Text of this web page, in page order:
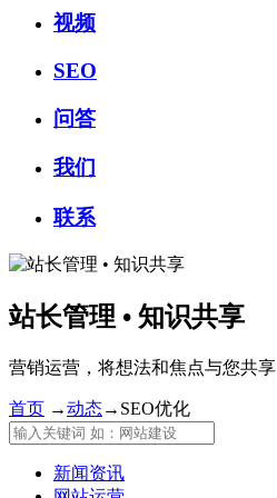
视频
SEO
问答
我们
联系
站长管理 • 知识共享
营销运营，将想法和焦点与您共享
首页 →动态→ SEO优化
新闻资讯